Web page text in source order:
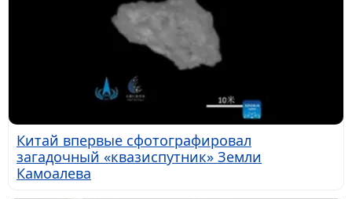
Китай впервые сфотографировал
загадочный «квазиспутник» Земли
Камоалева